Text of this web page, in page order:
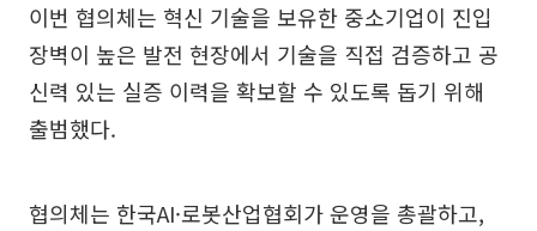
이번 협의체는 혁신 기술을 보유한 중소기업이 진입
장벽이 높은 발전 현장에서 기술을 직접 검증하고 공
신력 있는 실증 이력을 확보할 수 있도록 돕기 위해
출범했다.
협의체는 한국AI·로봇산업협회가 운영을 총괄하고,